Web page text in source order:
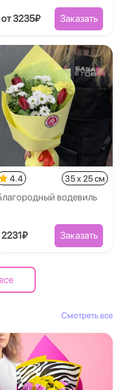
от 3235₽ Заказать
4.4 35 x 25 см
водевиль
2231₽ Заказать
Смотреть все